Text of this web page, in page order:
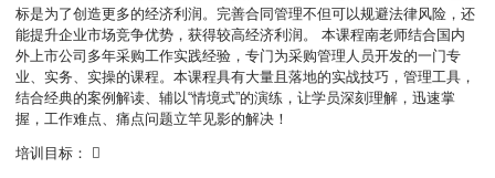
标是为了创造更多的经济利润。完善合同管理不但可以规避法律风险，还
能提升企业市场竞争优势，获得较高经济利润。 本课程南老师结合国内
外上市公司多年采购工作实践经验，专门为采购管理人员开发的一门专
业、实务、实操的课程。本课程具有大量且落地的实战技巧，管理工具，
结合经典的案例解读、辅以“情境式”的演练，让学员深刻理解，迅速掌
握，工作难点、痛点问题立竿见影的解决！
培训目标： 